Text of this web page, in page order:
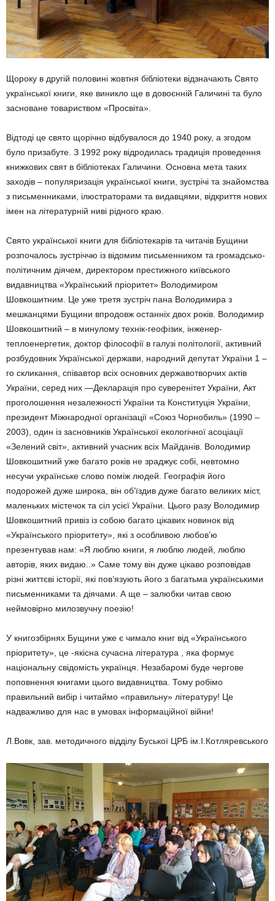
Щороку в другій половині жовтня бібліотеки відзначають Свято
української книги, яке виникло ще в довоєнній Галичині та було
засноване товариством «Просвіта».
Відтоді це свято щорічно відбувалося до 1940 року, а згодом
було призабуте. З 1992 року відродилась традиція проведення
книжкових свят в бібліотеках Галичини. Основна мета таких
заходів – популяризація української книги, зустрічі та знайомства
з письменниками, ілюстраторами та видавцями, відкриття нових
імен на літературній ниві рідного краю.
Свято української книги для бібліотекарів та читачів Бущини
розпочалось зустріччю із відомим письменником та громадсько-
політичним діячем, директором престижного київського
видавництва «Український пріоритет» Володимиром
Шовкошитним. Це уже третя зустріч пана Володимира з
мешканцями Бущини впродовж останніх двох років. Володимир
Шовкошитний – в минулому технік-геофізик, інженер-
теплоенергетик, доктор філософії в галузі політології, активний
розбудовник Української держави, народний депутат України 1 –
го скликання, співавтор всіх основних державотворчих актів
України, серед них —Декларація про суверенітет України, Акт
проголошення незалежності України та Конституція України,
президент Міжнародної організації «Союз Чорнобиль» (1990 –
2003), один із засновників Української екологічної асоціації
«Зелений світ», активний учасник всіх Майданів. Володимир
Шовкошитний уже багато років не зраджує собі, невтомно
несучи українське слово поміж людей. Географія його
подорожей дуже широка, він об’їздив дуже багато великих міст,
маленьких містечок та сіл усієї України. Цього разу Володимир
Шовкошитний привіз із собою багато цікавих новинок від
«Українського пріоритету», які з особливою любов’ю
презентував нам: «Я люблю книги, я люблю людей, люблю
авторів, яких видаю..» Саме тому він дуже цікаво розповідав
різні життєві історії, які пов’язують його з багатьма українськими
письменниками та діячами. А ще – залюбки читав свою
неймовірно милозвучну поезію!
У книгозбірнях Бущини уже є чимало книг від «Українського
пріоритету», це -якісна сучасна література , яка формує
національну свідомість українця. Незабаромі буде чергове
поповнення книгами цього видавництва. Тому робімо
правильний вибір і читаймо «правильну» літературу! Це
надважливо для нас в умовах інформаційної війни!
Л.Вовк, зав. методичного відділу Буської ЦРБ ім.І.Котляревського